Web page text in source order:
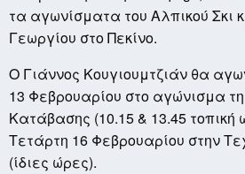
τα αγωνίσματα του Αλπικού Σκι
Γεωργίου στο Πεκίνο.
Ο Γιάννος Κουγιουμτζιάν θα
13 Φεβρουαρίου στο αγώνισμα
Κατάβασης (10.15 & 13.45 τοπική
Τετάρτη 16 Φεβρουαρίου στην
(ίδιες ώρες).